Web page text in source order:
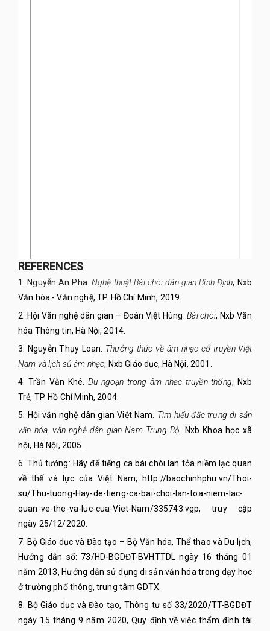
REFERENCES
1. Nguyễn An Pha. Nghệ thuật Bài chòi dân gian Bình Định, Nxb
Văn hóa - Văn nghệ, TP. Hồ Chí Minh, 2019.
2. Hội Văn nghệ dân gian – Đoàn Việt Hùng.Bài chòi, Nxb Văn
hóa Thông tin, Hà Nội, 2014.
3. Nguyễn Thụy Loan. Thưởng thức về âm nhạc cổ truyền Việt
Nam và lịch sử âm nhạc, Nxb Giáo dục, Hà Nội, 2001.
4. Trần Văn Khê. Du ngoạn trong âm nhạc truyền thống, Nxb
Trẻ, TP. Hồ Chí Minh, 2004.
5. Hội văn nghệ dân gian Việt Nam. Tìm hiểu đặc trưng di sản
văn hóa, văn nghệ dân gian Nam Trung Bộ,
Nxb Khoa học xã
hội, Hà Nội, 2005.
6. Thủ tướng: Hãy để tiếng ca bài chòi lan tỏa niềm lạc quan
về thế và lực của Việt Nam, http://baochinhphu.vn/Thoi-
su/Thu-tuong-Hay-de-tieng-ca-bai-choi-lan-toa-niem-lac-
quan-ve-the-va-luc-cua-Viet-Nam/335743.vgp, truy cập
ngày 25/12/2020.
7. Bộ Giáo dục và Đào tạo – Bộ Văn hóa, Thể thao và Du lịch,
Hướng dẫn số: 73/HD-BGDĐT-BVHTTDL ngày 16 tháng 01
năm 2013, Hướng dẫn sử dụng di sản văn hóa trong dạy học
ở trường phổ thông, trung tâm GDTX.
8. Bộ Giáo dục và Đào tạo, Thông tư số 33/2020/TT-BGDĐT
ngày 15 tháng 9 năm 2020, Quy định về việc thẩm định tài